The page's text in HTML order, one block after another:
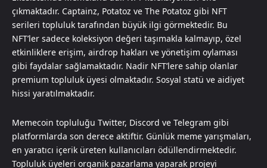
çıkmaktadır. Captainz, Potatoz ve The Potatoz gibi NFT
serileri topluluk tarafından büyük ilgi görmektedir. Bu
NFT’ler sadece koleksiyon değeri taşımakla kalmayıp, özel
etkinliklere erişim, airdrop hakları ve yönetişim oylaması
gibi faydalar sağlamaktadır. Nadir NFT’lere sahip olanlar
premium topluluk üyesi olmaktadır. Sosyal statü ve aidiyet
hissi yaratılmaktadır.
Memecoin topluluğu Twitter, Discord ve Telegram gibi
platformlarda son derece aktiftir. Günlük meme yarışmaları,
en yaratıcı içerik üreten kullanıcıları ödüllendirmektedir.
Topluluk üyeleri organik pazarlama yaparak projeyi